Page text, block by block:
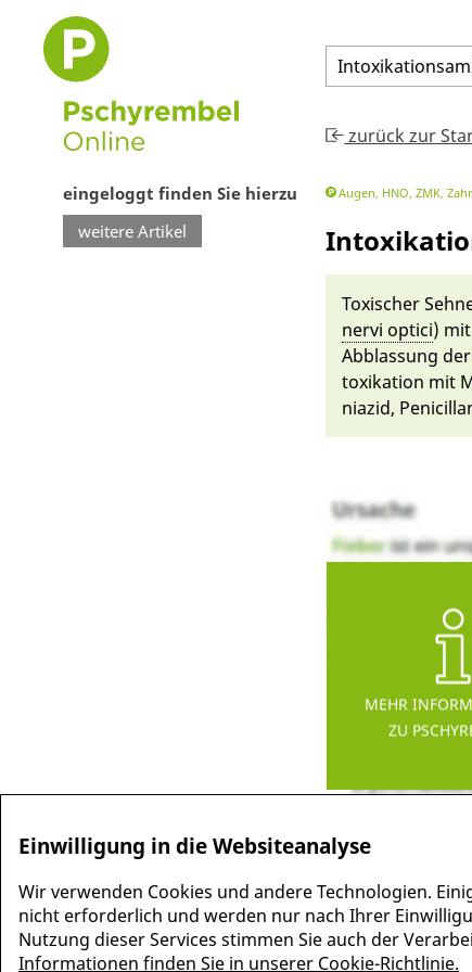
eingeloggt finden Sie hierzu
weitere Artikel
zurück zur
Augen, HNO, ZMK,
Toxischer
nervi op­tici)
Abblassung
toxikati­on mit
niazid,
MEHR
ZU
Einwilligung in die Websiteanalyse
Wir verwenden Cookies und andere Technologien.
nicht erforderlich und werden nur nach Ihrer
Nutzung dieser Services stimmen Sie auch der
Informationen finden Sie in unserer Cookie-Richtlinie.